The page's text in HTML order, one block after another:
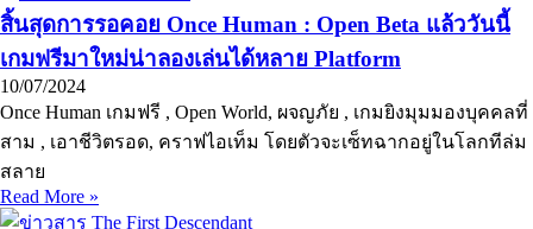
สิ้นสุดการรอคอย Once Human : Open Beta แล้ววันนี้
เกมฟรีมาใหม่น่าลองเล่นได้หลาย Platform
10/07/2024
Once Human เกมฟรี , Open World, ผจญภัย , เกมยิงมุมมองบุคคลที่
สาม , เอาชีวิตรอด, คราฟไอเท็ม โดยตัวจะเซ็ทฉากอยู่ในโลกทีล่ม
สลาย
Read More »